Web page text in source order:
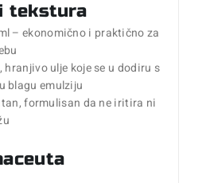
tekstura
– ekonomično i praktično za
hranjivo ulje koje se u dodiru s
blagu emulziju
formulisan da ne iritira ni